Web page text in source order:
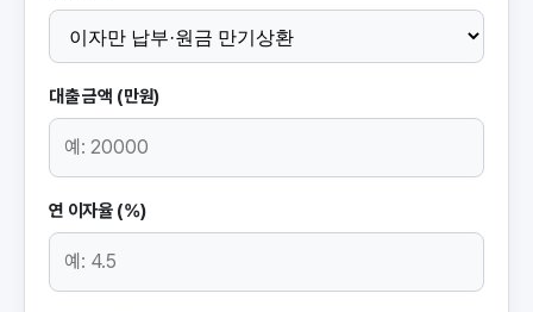
대출 금액 (만원)
연 이자율 (%)